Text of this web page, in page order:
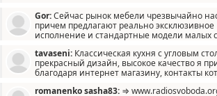
Gor:Сейчас рынок мебели чрезвычайно
причем предлагают реально эксклюзивное
исполнение и стандартные модели малых
дизайну, мало походит на стандартные формы, в
креативненько и что главное - со вкусом все в
без ненужных наворотов удорожающих мебель, а
tavaseni: Классическая кухня с угловым
прекрасный дизайн, высокое качество я
благодаря интернет магазину, контакты
romanenko sasha83: ⇒